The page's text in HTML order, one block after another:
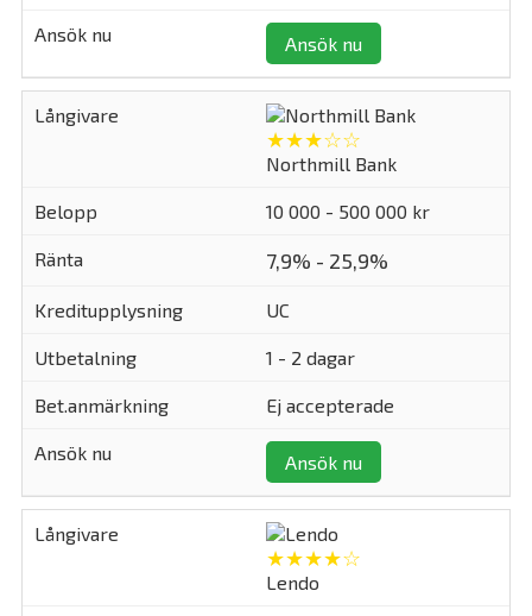
Ansök nu
★★★☆☆
Northmill Bank
10 000 - 500 000 kr
7,9% - 25,9%
UC
1 - 2 dagar
Ej accepterade
Ansök nu
★★★★☆
Lendo